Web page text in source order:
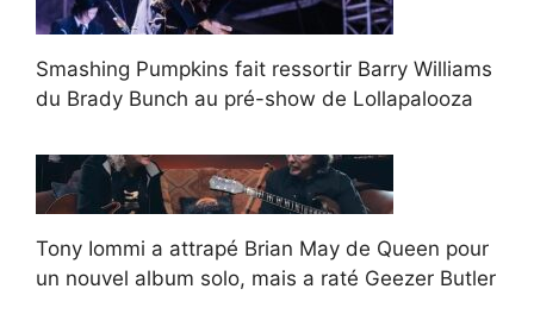
Smashing Pumpkins fait ressortir Barry Williams
du Brady Bunch au pré-show de Lollapalooza
Tony Iommi a attrapé Brian May de Queen pour
un nouvel album solo, mais a raté Geezer Butler